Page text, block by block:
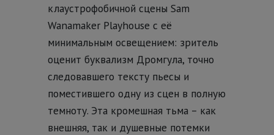
клаустрофобичной сцены Sam
Wanamaker Playhouse с её
минимальным освещением: зритель
оценит буквализм Дромгула, точно
следовавшего тексту пьесы и
поместившего одну из сцен в полную
темноту. Эта кромешная тьма – как
внешняя, так и душевные потемки